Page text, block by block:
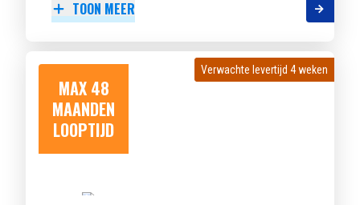
TOON MEER
MAX 48
MAANDEN
LOOPTIJD
Verwachte levertijd 4 weken
Verwachte levertijd 4 weken